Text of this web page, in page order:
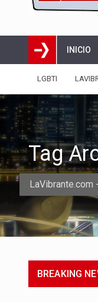
INICIO
LGBTI
LaVibrante.com
Tag
BREAKING